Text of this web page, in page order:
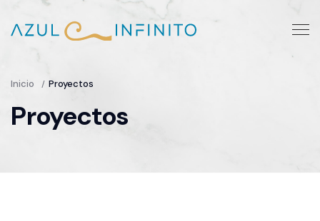
Inicio Proyectos
Proyectos